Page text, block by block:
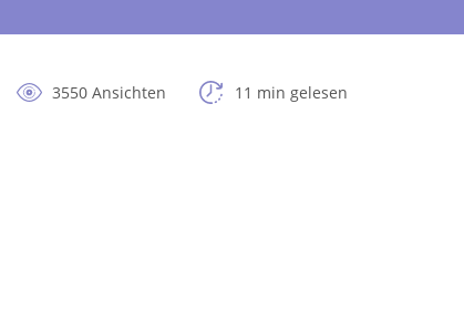
3550 Ansichten 11 min gelesen